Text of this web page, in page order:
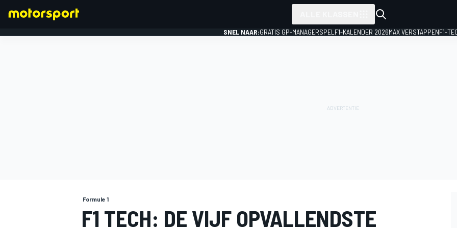
SNEL NAAR:GRATIS GP-MANAGERSPEL F1-KALENDER 2026MAX VERSTAPPENF1-
Formule 1
F1 TECH: DE VIJF OPVALLENDSTE